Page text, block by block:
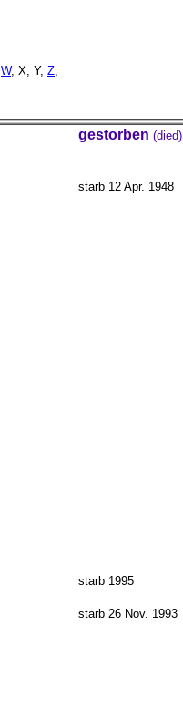
W, X, Y, Z
gestorben (died)
starb 12 Apr. 1948
starb 1995
starb 26 Nov. 1993